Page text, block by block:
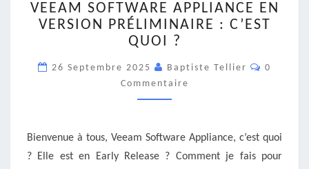
SOFTWARE
APPLIANCE
EN
PRÉLIMINAIRE
:
C’EST
VEEAM SOFTWARE APPLIANCE EN
VERSION PRÉLIMINAIRE : C’EST
QUOI ?
26 Septembre 2025 Baptiste Tellier
0
Commentaire
Bienvenue à tous, Veeam Software Appliance, c’est quoi
? Elle est en Early Release ? Comment je fais pour